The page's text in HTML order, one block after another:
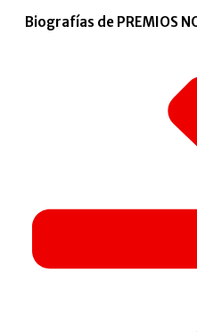
Biografías de PREMIOS